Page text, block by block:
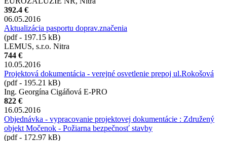
392.4 €
06.05.2016
Aktualizácia pasportu doprav.značenia
(pdf - 197.15 kB)
LEMUS, s.r.o. Nitra
744 €
10.05.2016
Projektová dokumentácia - verejné osvetlenie prepoj ul.Rokošová
(pdf - 195.21 kB)
Ing. Georgína Cigáňová E-PRO
822 €
16.05.2016
Objednávka - vypracovanie projektovej dokumentácie : Združený
objekt Močenok - Požiarna bezpečnosť stavby
(pdf - 172.97 kB)